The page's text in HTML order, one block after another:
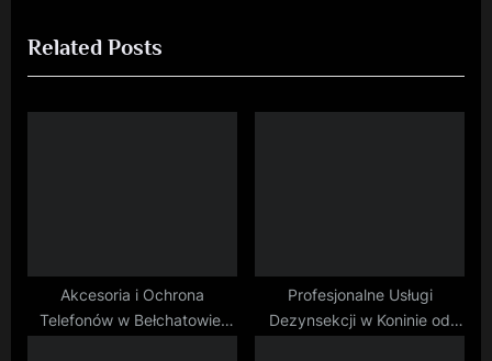
i
o
u
x
t
P
Related Posts
Akcesoria i Ochrona
Telefonów w Bełchatowie:
Profesjonalne Usługi
Dezynsekcji w Koninie od